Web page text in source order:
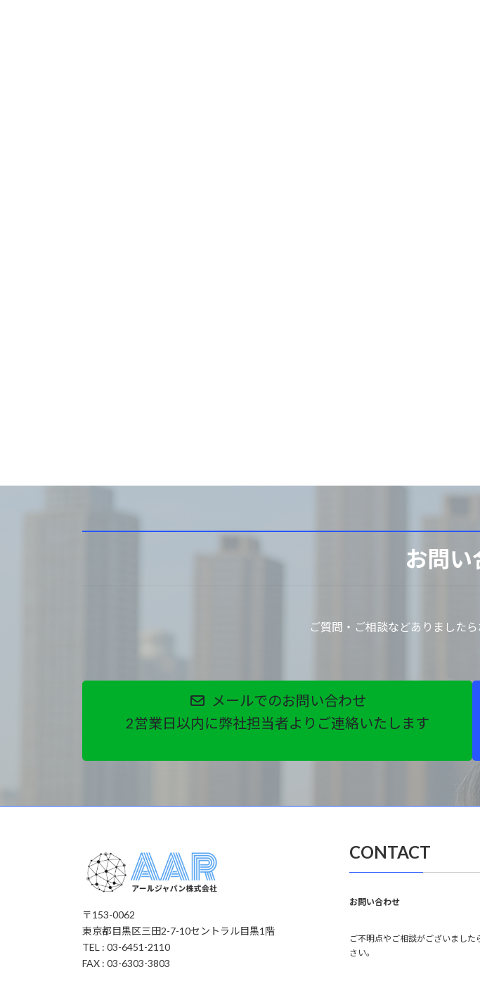
お問い
ご質問・ご相談などありました
メールでのお問い合わせ
2営業日以内に弊社担当者よりご連絡いたします
〒153-0062
東京都目黒区三田2-7-10セントラル目黒1階
TEL : 03-6451-2110
FAX : 03-6303-3803
CONTACT
お問い合わせ
ご不明点やご相談がございまし
さい。